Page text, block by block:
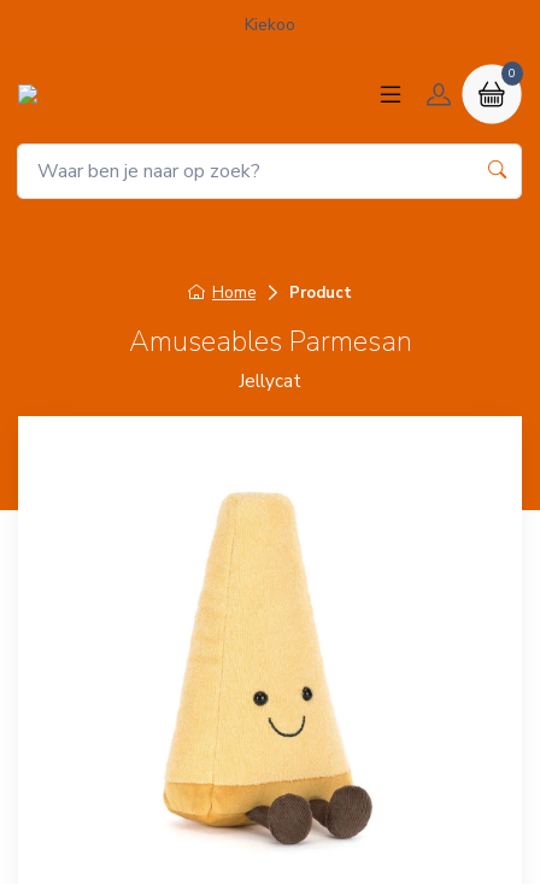
Kiekoo
0
Home Product
Amuseables Parmesan
Jellycat